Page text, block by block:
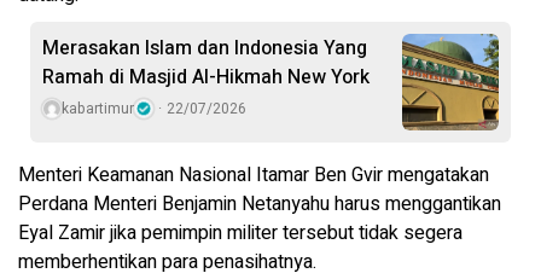
Merasakan Islam dan Indonesia Yang
Ramah di Masjid Al-Hikmah New York
kabartimur 22/07/2026
Menteri Keamanan Nasional Itamar Ben Gvir mengatakan
Perdana Menteri Benjamin Netanyahu harus menggantikan
Eyal Zamir jika pemimpin militer tersebut tidak segera
memberhentikan para penasihatnya.